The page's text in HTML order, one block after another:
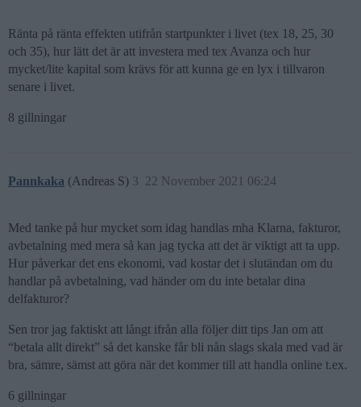
Ränta på ränta effekten utifrån startpunkter i livet (tex 18, 25, 30
och 35), hur lätt det är att investera med tex Avanza och hur
mycket/lite kapital som krävs för att kunna ge en lyx i tillvaron
senare i livet.
8 gillningar
Pannkaka (Andreas S) 22 November 2021 06:24
3
Med tanke på hur mycket som idag handlas mha Klarna, fakturor,
avbetalning med mera så kan jag tycka att det är viktigt att ta upp.
Hur påverkar det ens ekonomi, vad kostar det i slutändan om du
handlar på avbetalning, vad händer om du inte betalar dina
delfakturor?
Sen tror jag faktiskt att långt ifrån alla följer ditt tips Jan om att
“betala allt direkt” så det kanske får bli nån slags skala med vad är
bra, sämre, sämst att göra när det kommer till att handla online t.ex.
6 gillningar